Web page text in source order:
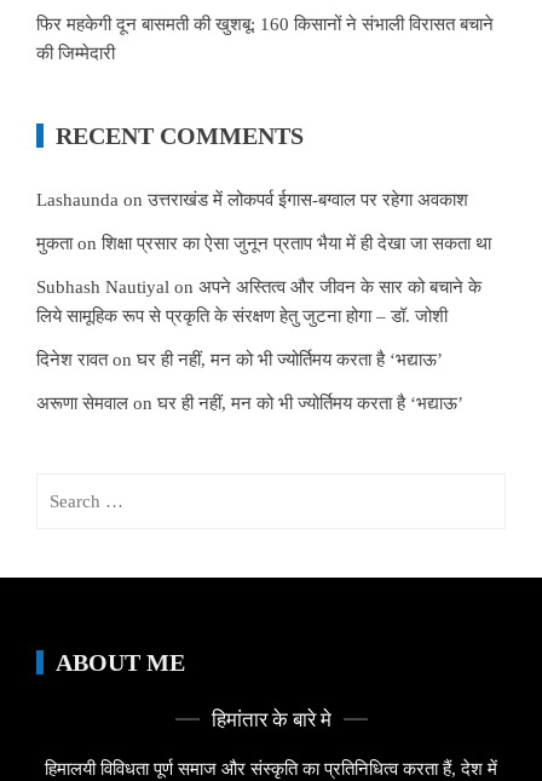
फिर महकेगी दून बासमती की खुशबू: 160 किसानों ने संभाली विरासत बचाने
की जिम्मेदारी
RECENT COMMENTS
Lashaunda onउत्तराखंड में लोकपर्व ईगास-बग्वाल पर रहेगा अवकाश
मुकताonशिक्षा प्रसार का ऐसा जुनून प्रताप भैया में ही देखा जा सकता था
Subhash Nautiyal on अपने अस्तित्व और जीवन के सार को बचाने के
लिये सामूहिक रूप से प्रकृति के संरक्षण हेतु जुटना होगा – डॉ. जोशी
दिनेश रावतonघर ही नहीं, मन को भी ज्योर्तिमय करता है ‘भद्याऊ’
अरूणा सेमवाल onघर ही नहीं, मन को भी ज्योर्तिमय करता है ‘भद्याऊ’
ABOUT ME
हिमांतार के बारे मे
हिमालयी विविधता पूर्ण समाज और संस्कृति का प्रतिनिधित्व करता हैं, देश में